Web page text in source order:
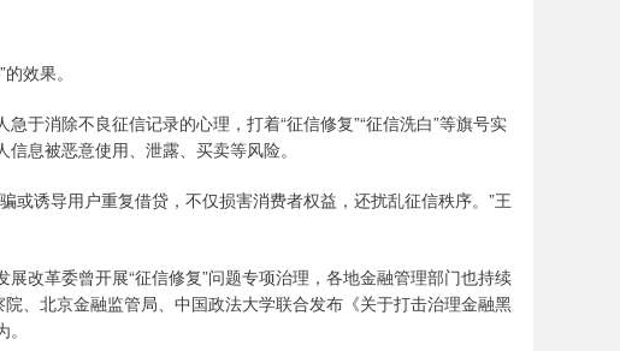
效果。
消除不良征信记录的心理，打着“征信修复”“征信洗白”等旗号实
息被恶意使用、泄露、买卖等风险。
诱导用户重复借贷，不仅损害消费者权益，还扰乱征信秩序。”王
革委曾开展“征信修复”问题专项治理，各地金融管理部门也持续
、北京金融监管局、中国政法大学联合发布《关于打击治理金融黑